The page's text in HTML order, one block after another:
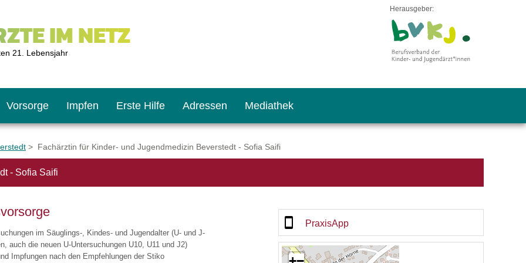
IM NETZ
21. Lebensjahr
Herausgeber:
Vorsorge Impfen Erste Hilfe Adressen Mediathek
> Fachärztin für Kinder- und Jugendmedizin Beverstedt - Sofia Saifi
- Sofia Saifi
im Säuglings-, Kindes- und Jugendalter (U- und J-
auch die neuen U-Untersuchungen U10, U11 und J2)
Impfungen nach den Empfehlungen der Stiko
PraxisApp